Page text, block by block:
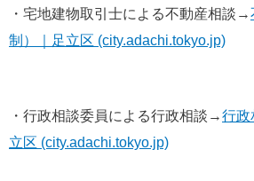
・宅地建物取引士による不動産相談→
制）｜足立区 (city.adachi.tokyo.jp)
・行政相談委員による行政相談→行政
立区 (city.adachi.tokyo.jp)